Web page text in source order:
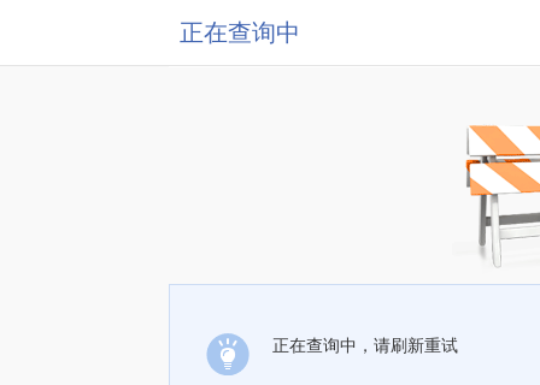
正在查询中
正在查询中，请刷新重试